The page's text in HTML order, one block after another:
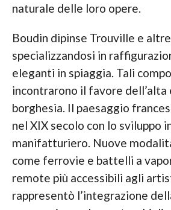
naturale delle loro opere.
Boudin dipinse Trouville e
specializzandosi in
eleganti in spiaggia. Tali
incontrarono il favore dell’alta
borghesia. Il paesaggio
nel XIX secolo con lo sviluppo
manifatturiero. Nuove
come ferrovie e battelli a
remote più accessibili agli
rappresentò l’integrazione